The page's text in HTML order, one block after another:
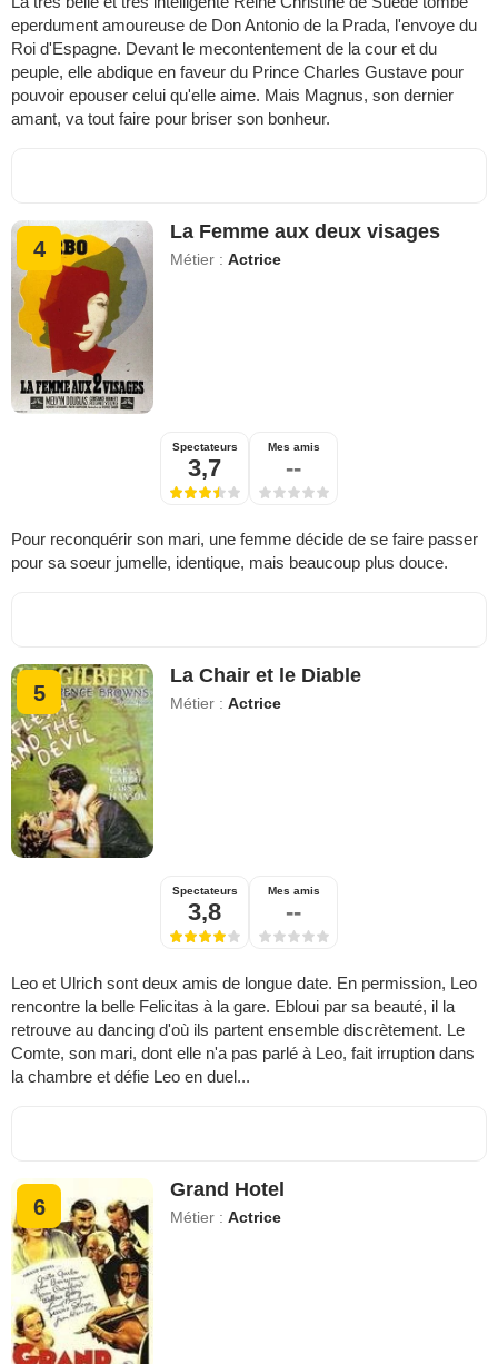
eperdument amoureuse de Don Antonio de la Prada, l'envoye du
Roi d'Espagne. Devant le mecontentement de la cour et du
peuple, elle abdique en faveur du Prince Charles Gustave pour
pouvoir epouser celui qu'elle aime. Mais Magnus, son dernier
amant, va tout faire pour briser son bonheur.
4
La Femme aux deux visages
Métier :Actrice
Spectateurs
3,7
Mes amis
--
Pour reconquérir son mari, une femme décide de se faire passer
pour sa soeur jumelle, identique, mais beaucoup plus douce.
5
La Chair et le Diable
Métier :Actrice
Spectateurs
3,8
Mes amis
--
Leo et Ulrich sont deux amis de longue date. En permission, Leo
rencontre la belle Felicitas à la gare. Ebloui par sa beauté, il la
retrouve au dancing d'où ils partent ensemble discrètement. Le
Comte, son mari, dont elle n'a pas parlé à Leo, fait irruption dans
la chambre et défie Leo en duel...
6
Grand Hotel
Métier :Actrice